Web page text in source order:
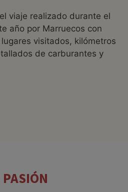
viaje realizado durante el
año por Marruecos con
visitados, kilómetros
de carburantes y
PASIÓN